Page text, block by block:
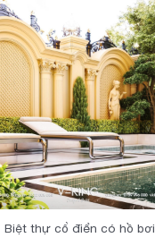
Biệt thự cổ điển có hồ bơi